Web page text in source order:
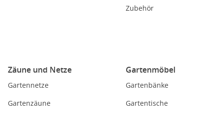
Zubehör
Zäune und Netze
Gartennetze
Gartenzäune
Gartenmöbel
Gartenbänke
Gartentische